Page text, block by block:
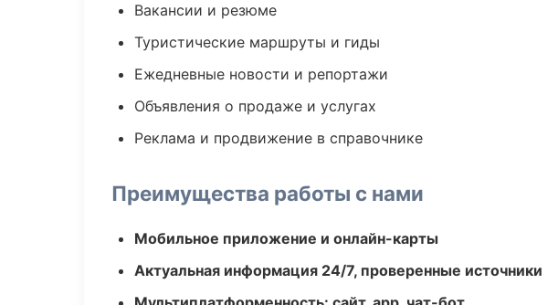
Вакансии и резюме
Туристические маршруты и гиды
Ежедневные новости и репортажи
Объявления о продаже и услугах
Реклама и продвижение в справочнике
Преимущества работы с нами
Мобильное приложение и онлайн-карты
Актуальная информация 24/7, проверенные источники